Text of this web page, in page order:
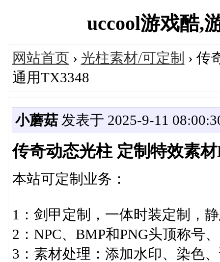
uccool游戏酷,
网站首页 › 光柱素材/可定制 › 传
通用TX3348
小蘑菇发表于 2025-9-11
传奇动态光柱 定制特效素
本站可定制业务：
1：剑甲定制，一体时装定制，
2：NPC、BMP和PNG头顶称号
3：素材处理：添加水印、染色